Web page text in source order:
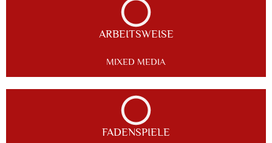
ARBEITSWEISE
MIXED MEDIA
FADENSPIELE